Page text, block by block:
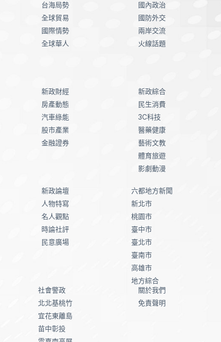
台海局勢
全球貿易
國際情勢
全球華人
國內政治
國防外交
兩岸交流
火線話題
新政財經
房產動態
汽車綠能
股市產業
金融證券
新政綜合
民生消費
3C科技
醫藥健康
藝術文教
體育旅遊
影劇動漫
新政論壇
人物特寫
名人觀點
時論社評
民意廣場
六都地方新聞
新北市
桃園市
臺中市
臺北市
臺南市
高雄市
地方綜合
社會警政
北北基桃竹
宜花東離島
苗中彰投
關於我們
免責聲明